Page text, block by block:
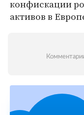
конфискации
активов в